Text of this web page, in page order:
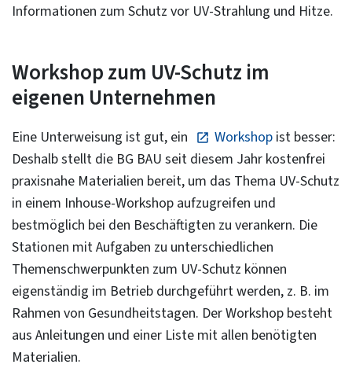
Informationen zum Schutz vor UV-Strahlung und Hitze.
Workshop zum UV-Schutz im
eigenen Unternehmen
Eine Unterweisung ist gut, ein Workshop ist besser:
Deshalb stellt die BG BAU seit diesem Jahr kostenfrei
praxisnahe Materialien bereit, um das Thema UV-Schutz
in einem Inhouse-Workshop aufzugreifen und
bestmöglich bei den Beschäftigten zu verankern. Die
Stationen mit Aufgaben zu unterschiedlichen
Themenschwerpunkten zum UV-Schutz können
eigenständig im Betrieb durchgeführt werden, z. B. im
Rahmen von Gesundheitstagen. Der Workshop besteht
aus Anleitungen und einer Liste mit allen benötigten
Materialien.